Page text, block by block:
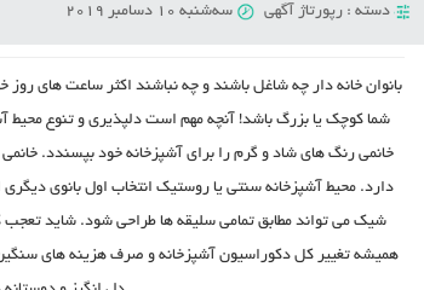
دسته : رپورتاژ آگهی سه‌شنبه 10 دسامبر 2019
بانوان خانه دار چه شاغل باشند و چه نباشند اکثر ساعت های
شما کوچک یا بزرگ باشد! آنچه مهم است دلپذیری و تنوع
خانمی رنگ های شاد و گرم را برای آشپزخانه خود بپسندد.
دارد. محیط آشپزخانه سنتی یا روستیک انتخاب اول بانوی
شیک می تواند مطابق تمامی سلیقه ها طراحی شود. شاید تعجب
همیشه تغییر کل دکوراسیون آشپزخانه و صرف هزینه های